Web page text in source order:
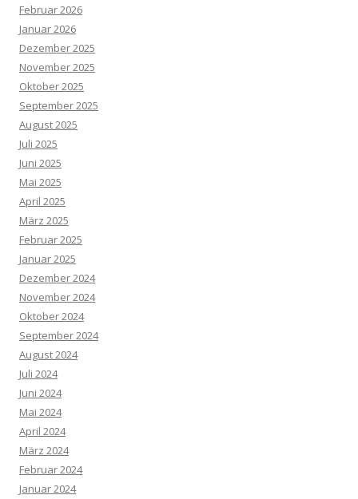
Februar 2026
Januar 2026
Dezember 2025
November 2025
Oktober 2025
September 2025
August 2025
Juli 2025
Juni 2025
Mai 2025
April 2025
März 2025
Februar 2025
Januar 2025
Dezember 2024
November 2024
Oktober 2024
September 2024
August 2024
Juli 2024
Juni 2024
Mai 2024
April 2024
März 2024
Februar 2024
Januar 2024